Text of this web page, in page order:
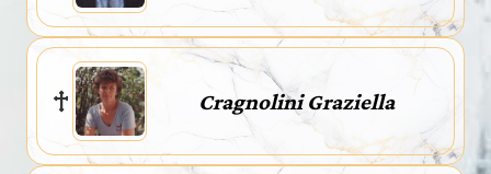
Cragnolini Graziella